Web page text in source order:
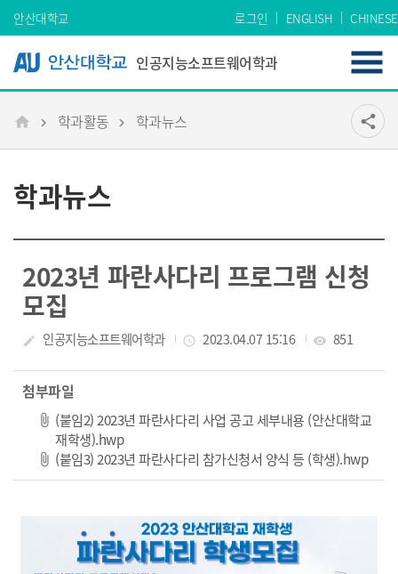
Skip Menu
안산대학교 로그인 ENGLISH CHINESE
인공지능소프트웨어학과
메인 학과활동 학과뉴스 공유
share
학과뉴스
2023년 파란사다리 프로그램 신청
모집
작성자
create 인공지능소프트웨어학과 작성일
access_time 2023.04.07 15:16 조회수
visibility 851
첨부파일
(붙임2) 2023년 파란사다리 사업 공고 세부내용 (안산대학교
재학생).hwp파일 다운로드
(붙임3) 2023년 파란사다리 참가신청서 양식 등 (학생).hwp파일